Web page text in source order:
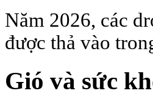
Năm 2026, các
được thả vào
Gió và sức